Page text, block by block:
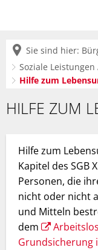
Sie sind hier:
Soziale
Hilfe zum
Hilfe
HILFE ZUM
Hilfe zum
Kapitel des SGB
Personen, die
nicht oder nicht
und Mitteln
dem
Grundsicherung